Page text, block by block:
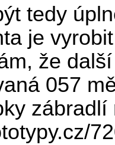
tedy
je
že
057